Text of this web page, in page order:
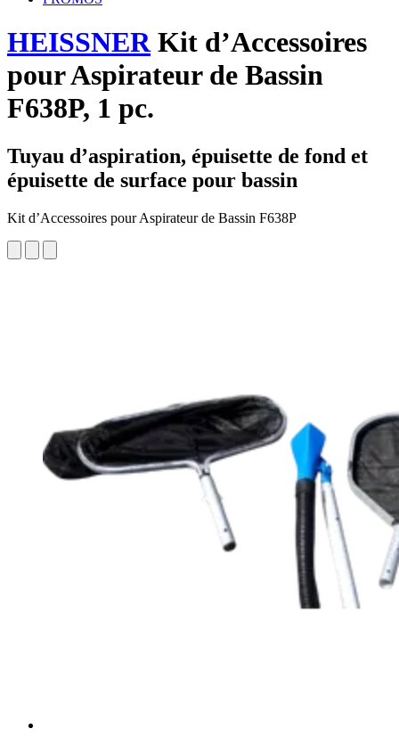
HEISSNERKit d’Accessoires
pour Aspirateur de Bassin
F638P, 1 pc.
Tuyau d’aspiration, épuisette de fond et
épuisette de surface pour bassin
Kit d’Accessoires pour Aspirateur de Bassin F638P